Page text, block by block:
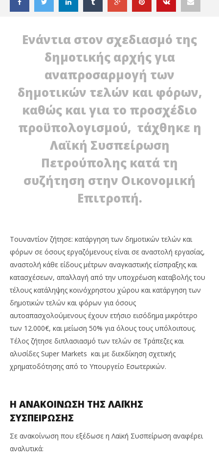
ΔΙΑΒΑΖΕΤΕ ΤΩΡΑ
ΛΑΪΚΗ ΣΥΣΠΕΙΡΩΣΗ ΠΕΤΡΟΥΠΟΛΗΣ: ΟΧΙ ΣΤΗΝ
ΑΥΞΗΣΗ ΔΗΜΟΤΙΚΩΝ ΤΕΛΩΝ ΚΑΙ ΦΟΡΩΝ
Ενάντια στον σχεδιασμό της
δημοτικής αρχής για
αναπροσαρμογή των
δημοτικών τελών και φόρων,
καθώς και για το προσχέδιο
προϋπολογισμού, τάχθηκε η
Λαϊκή Συσπείρωση
Πετρούπολης κατά τη
συζήτηση στην Οικονομική
Επιτροπή.
Τουναντίον ζήτησε: κατάργηση των δημοτικών τελών και
φόρων σε όσους εργαζόμενους είναι σε αναστολή εργασίας,
αναστολή κάθε είδους μέτρων αναγκαστικής είσπραξης και
κατασχέσεων, απαλλαγή από την υποχρέωση καταβολής του
τέλους κατάληψης κοινόχρηστου χώρου και κατάργηση των
δημοτικών τελών και φόρων για όσους
αυτοαπασχολούμενους έχουν ετήσιο εισόδημα μικρότερο
των 12.000€, και μείωση 50% για όλους τους υπόλοιπους.
Τέλος ζήτησε διπλασιασμό των τελών σε Τράπεζες και
αλυσίδες Super Markets και με διεκδίκηση σχετικής
χρηματοδότησης από το Υπουργείο Εσωτερικών.
Η ΑΝΑΚΟΙΝΩΣΗ ΤΗΣ ΛΑΪΚΗΣ
ΣΥΣΠΕΙΡΩΣΗΣ
Σε ανακοίνωση που εξέδωσε η Λαϊκή Συσπείρωση αναφέρει
αναλυτικά: